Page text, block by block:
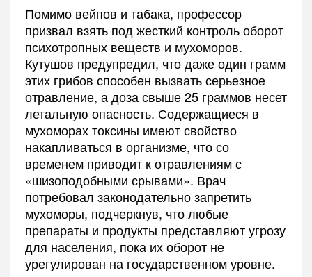
Помимо вейпов и табака, профессор
призвал взять под жесткий контроль оборот
психотропных веществ и мухоморов.
Кутушов предупредил, что даже один грамм
этих грибов способен вызвать серьезное
отравление, а доза свыше 25 граммов несет
летальную опасность. Содержащиеся в
мухоморах токсины имеют свойство
накапливаться в организме, что со
временем приводит к отравлениям с
«шизоподобными срывами». Врач
потребовал законодательно запретить
мухоморы, подчеркнув, что любые
препараты и продукты представляют угрозу
для населения, пока их оборот не
урегулирован на государственном уровне.